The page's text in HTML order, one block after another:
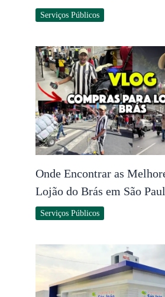
Serviços Públicos
Onde Encontrar as
Lojão do Brás em São
Serviços Públicos